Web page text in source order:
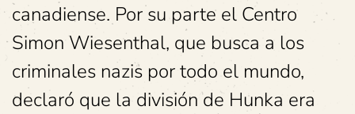
canadiense. Por su parte el Centro
Simon Wiesenthal, que busca a los
criminales nazis por todo el mundo,
declaró que la división de Hunka era